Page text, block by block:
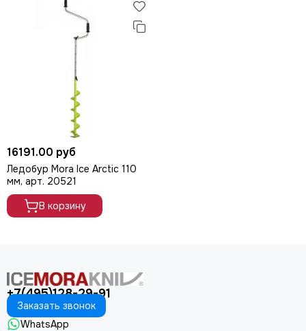
16191.00 руб
Ледобур Mora Ice Arctic 110
мм, арт. 20521
В корзину
+7(495)128-29-91
Заказать звонок
WhatsApp